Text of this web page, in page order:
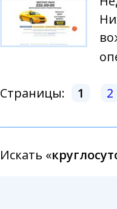
Страницы: 1 2
Искать «